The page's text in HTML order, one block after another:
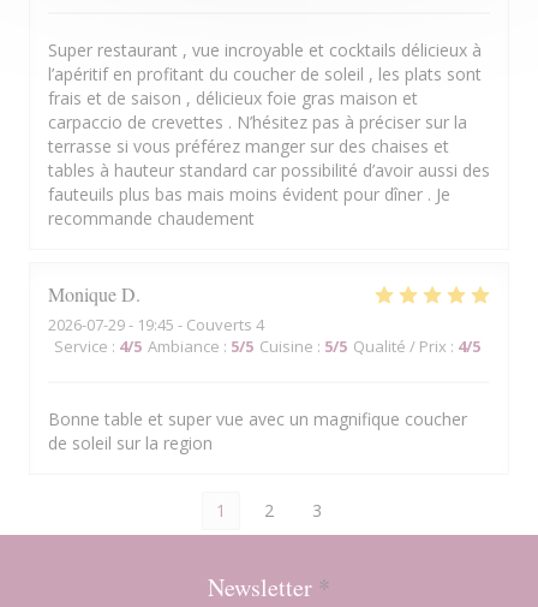
Super restaurant , vue incroyable et cocktails délicieux à
l’apéritif en profitant du coucher de soleil , les plats sont
frais et de saison , délicieux foie gras maison et
carpaccio de crevettes . N’hésitez pas à préciser sur la
terrasse si vous préférez manger sur des chaises et
tables à hauteur standard car possibilité d’avoir aussi des
fauteuils plus bas mais moins évident pour dîner . Je
recommande chaudement
MoniqueD
2026-07-29- 19:45 - Couverts 4
Service : 4/5 Ambiance : 5/5 Cuisine : 5/5 Qualité / Prix : 4/5
Bonne table et super vue avec un magnifique coucher
de soleil sur la region
1 2 3
Newsletter *